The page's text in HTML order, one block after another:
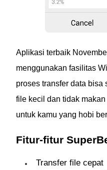
Aplikasi terbaik
menggunakan fasilitas
proses transfer data bisa
file kecil dan tidak
untuk kamu yang hobi
Fitur-fitur
Transfer file cepat